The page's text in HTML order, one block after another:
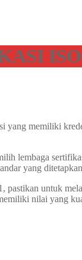
ISO
yang memiliki
lembaga
yang
untuk
nilai yang